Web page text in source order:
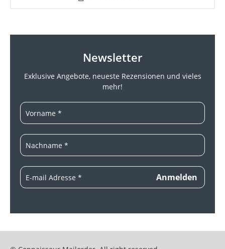
Newsletter
Exklusive Angebote, neueste Rezensionen und vieles
mehr!